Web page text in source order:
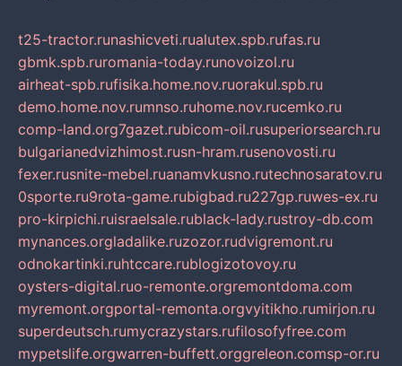
t25-tractor.runashicveti.rualutex.spb.rufas.ru
gbmk.spb.ruromania-today.runovoizol.ru
airheat-spb.rufisika.home.nov.ruorakul.spb.ru
demo.home.nov.rumnso.ruhome.nov.rucemko.ru
comp-land.org7gazet.rubicom-oil.rusuperiorsearch.ru
bulgarianedvizhimost.rusn-hram.rusenovosti.ru
fexer.rusnite-mebel.ruanamvkusno.rutechnosaratov.ru
0sporte.ru9rota-game.rubigbad.ru227gp.ruwes-ex.ru
pro-kirpichi.ruisraelsale.rublack-lady.rustroy-db.com
mynances.orgladalike.ruzozor.rudvigremont.ru
odnokartinki.ruhtccare.rublogizotovoy.ru
oysters-digital.ruo-remonte.orgremontdoma.com
myremont.orgportal-remonta.orgvyitikho.rumirjon.ru
superdeutsch.rumycrazystars.rufilosofyfree.com
mypetslife.orgwarren-buffett.orggreleon.comsp-or.ru